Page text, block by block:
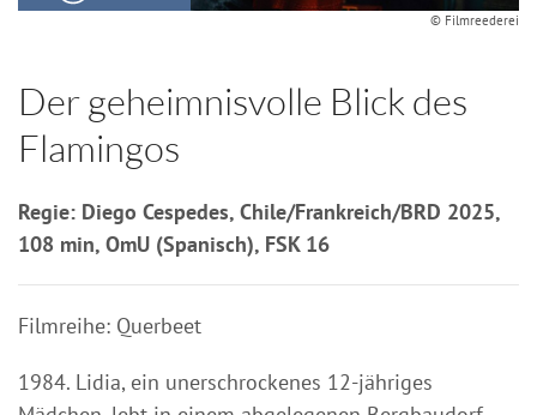
© Filmreederei
Der geheimnisvolle Blick des
Flamingos
Regie: Diego Cespedes, Chile/Frankreich/BRD 2025,
108 min, OmU (Spanisch), FSK 16
Filmreihe: Querbeet
1984. Lidia, ein unerschrockenes 12-jähriges